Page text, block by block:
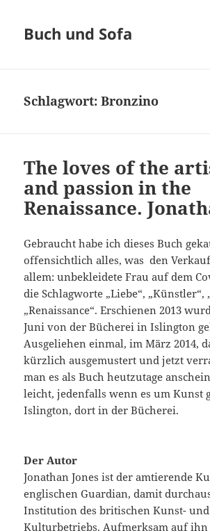
Buch und Sofa
Schlagwort:Bronzino
The loves of the
and passion in the
Renaissance.
Gebraucht habe ich dieses Buch
offensichtlich alles, was den
allem: unbekleidete Frau auf dem
die Schlagworte „Liebe“, „Künstler“,
„Renaissance“. Erschienen 2013
Juni von der Bücherei in Islington
Ausgeliehen einmal, im März 2014,
kürzlich ausgemustert und jetzt
man es als Buch heutzutage
leicht, jedenfalls wenn es um Kunst
Islington, dort in der Bücherei.
Der Autor
Jonathan Jones ist der amtierende
englischen Guardian, damit
Institution des britischen Kunst- und
Kulturbetriebs. Aufmerksam auf